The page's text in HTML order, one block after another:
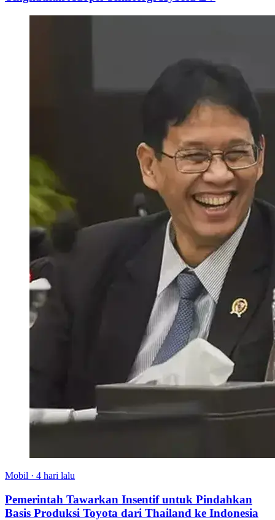
Mobil · 4 hari lalu
Pemerintah Tawarkan Insentif untuk Pindahkan
Basis Produksi Toyota dari Thailand ke Indonesia